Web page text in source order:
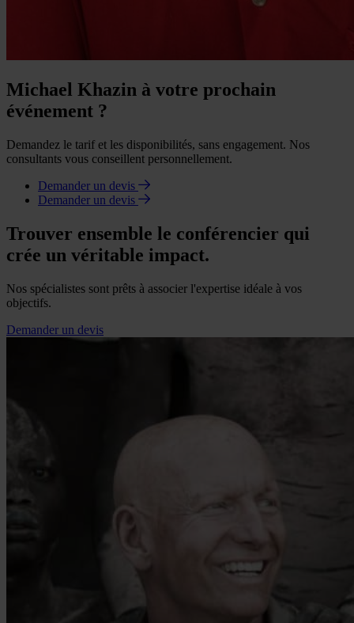
Michael Khazin à votre prochain
événement ?
Demandez le tarif et les disponibilités, sans engagement. Nos
consultants vous conseillent personnellement.
Demander un devis
Demander un devis
Trouver ensemble le conférencier qui
crée un véritable impact.
Nos spécialistes sont prêts à associer l'expertise idéale à vos
objectifs.
Demander un devis